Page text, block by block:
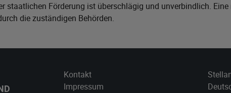
staatlichen Förderung ist überschlägig und unverbindlich.
die zuständigen Behörden.
Kontakt
Impressum